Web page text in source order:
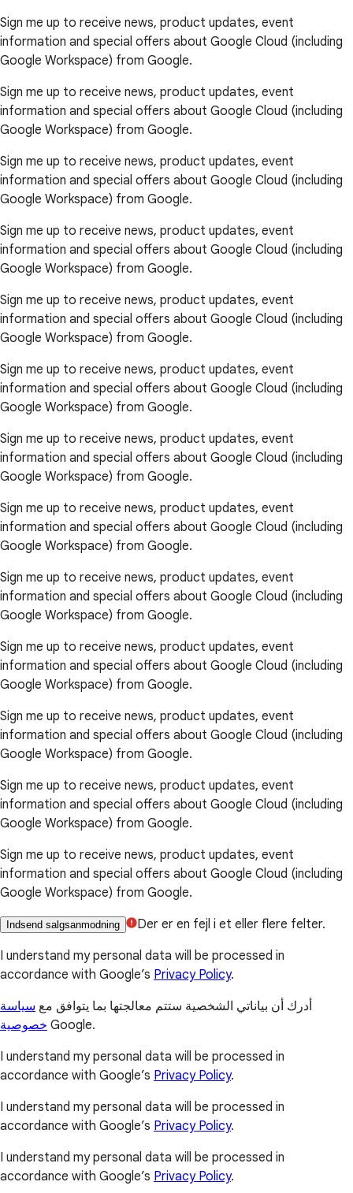
Sign me up to receive news, product updates, event
information and special offers about Google Cloud (including
Google Workspace) from Google.
Sign me up to receive news, product updates, event
information and special offers about Google Cloud (including
Google Workspace) from Google.
Sign me up to receive news, product updates, event
information and special offers about Google Cloud (including
Google Workspace) from Google.
Sign me up to receive news, product updates, event
information and special offers about Google Cloud (including
Google Workspace) from Google.
Sign me up to receive news, product updates, event
information and special offers about Google Cloud (including
Google Workspace) from Google.
Sign me up to receive news, product updates, event
information and special offers about Google Cloud (including
Google Workspace) from Google.
Sign me up to receive news, product updates, event
information and special offers about Google Cloud (including
Google Workspace) from Google.
Sign me up to receive news, product updates, event
information and special offers about Google Cloud (including
Google Workspace) from Google.
Sign me up to receive news, product updates, event
information and special offers about Google Cloud (including
Google Workspace) from Google.
Sign me up to receive news, product updates, event
information and special offers about Google Cloud (including
Google Workspace) from Google.
Sign me up to receive news, product updates, event
information and special offers about Google Cloud (including
Google Workspace) from Google.
Sign me up to receive news, product updates, event
information and special offers about Google Cloud (including
Google Workspace) from Google.
Sign me up to receive news, product updates, event
information and special offers about Google Cloud (including
Google Workspace) from Google.
Indsend salgsanmodning
Der er en fejl i et eller flere felter.
I understand my personal data will be processed in
accordance with Google’s Privacy Policy.
أدرك أن بياناتي الشخصية ستتم معالجتها بما يتوافق مع سياسة
خصوصية Google.
I understand my personal data will be processed in
accordance with Google’s Privacy Policy.
I understand my personal data will be processed in
accordance with Google’s Privacy Policy.
I understand my personal data will be processed in
accordance with Google’s Privacy Policy.